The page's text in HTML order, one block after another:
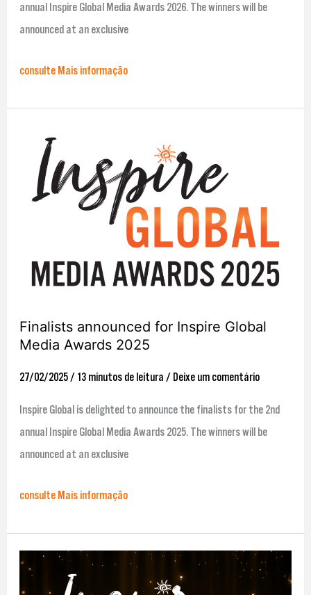
annual Inspire Global Media Awards 2026. The winners will be
announced at an exclusive
consulte Mais informação
Finalists announced for Inspire Global
Media Awards 2025
27/02/2025 / 13 minutos de leitura / Deixe um comentário
Inspire Global is delighted to announce the finalists for the 2nd
annual Inspire Global Media Awards 2025. The winners will be
announced at an exclusive
Finalists
announced
Inspire
Awards
consulte Mais informação
Vencedores